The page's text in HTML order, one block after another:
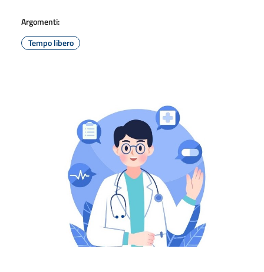
Argomenti:
Tempo libero